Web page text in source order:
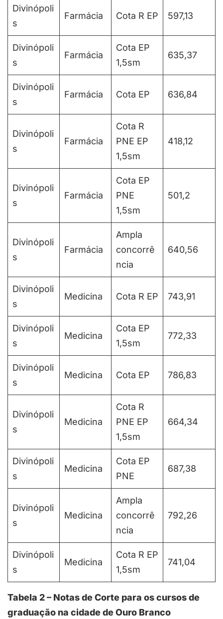
Divinópoli
s
Farmácia Cota R EP 597,13
Divinópoli
s
Farmácia
Cota EP
1,5sm
635,37
Divinópoli
s
Farmácia Cota EP 636,84
Divinópoli
s
Farmácia
Cota R
PNE EP
1,5sm
418,12
Divinópoli
s
Farmácia
Cota EP
PNE
1,5sm
501,2
Divinópoli
s
Farmácia
Ampla
concorrê
ncia
640,56
Divinópoli
s
Medicina Cota R EP 743,91
Divinópoli
s
Medicina
Cota EP
1,5sm
772,33
Divinópoli
s
Medicina Cota EP 786,83
Divinópoli
s
Medicina
Cota R
PNE EP
1,5sm
664,34
Divinópoli
s
Medicina
Cota EP
PNE
687,38
Divinópoli
s
Medicina
Ampla
concorrê
ncia
792,26
Divinópoli
s
Medicina
Cota R EP
1,5sm
741,04
Tabela 2 – Notas de Corte para os cursos de
graduação na cidade de Ouro Branco